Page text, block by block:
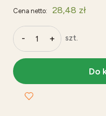
Cena netto: 28,48 zł
- + szt.
Do